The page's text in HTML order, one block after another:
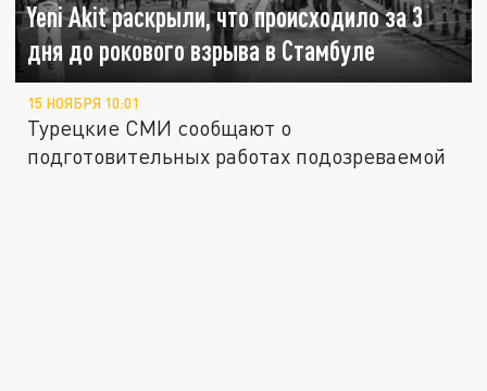
Yeni Akit раскрыли, что происходило за 3
дня до рокового взрыва в Стамбуле
15 НОЯБРЯ 10:01
Турецкие СМИ сообщают о
подготовительных работах подозреваемой